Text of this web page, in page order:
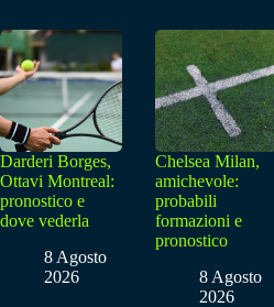
Darderi Borges,
Ottavi Montreal:
pronostico e
dove vederla
8 Agosto
2026
Chelsea Milan,
amichevole:
probabili
formazioni e
pronostico
8 Agosto
2026